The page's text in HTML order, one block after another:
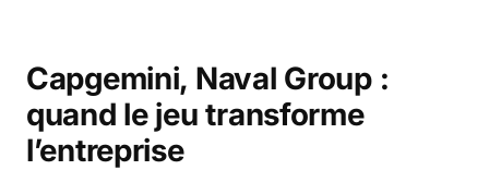
Capgemini, Naval Group :
quand le jeu transforme
l’entreprise